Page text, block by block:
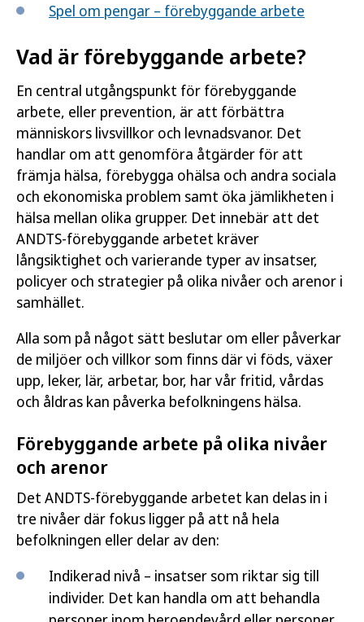
Spel om pengar – förebyggande arbete
Vad är förebyggande arbete?
En central utgångspunkt för förebyggande
arbete, eller prevention, är att förbättra
människors livsvillkor och levnadsvanor. Det
handlar om att genomföra åtgärder för att
främja hälsa, förebygga ohälsa och andra sociala
och ekonomiska problem samt öka jämlikheten i
hälsa mellan olika grupper. Det innebär att det
ANDTS-förebyggande arbetet kräver
långsiktighet och varierande typer av insatser,
policyer och strategier på olika nivåer och arenor i
samhället.
Alla som på något sätt beslutar om eller påverkar
de miljöer och villkor som finns där vi föds, växer
upp, leker, lär, arbetar, bor, har vår fritid, vårdas
och åldras kan påverka befolkningens hälsa.
Förebyggande arbete på olika nivåer
och arenor
Det ANDTS-förebyggande arbetet kan delas in i
tre nivåer där fokus ligger på att nå hela
befolkningen eller delar av den:
Indikerad nivå – insatser som riktar sig till
individer. Det kan handla om att behandla